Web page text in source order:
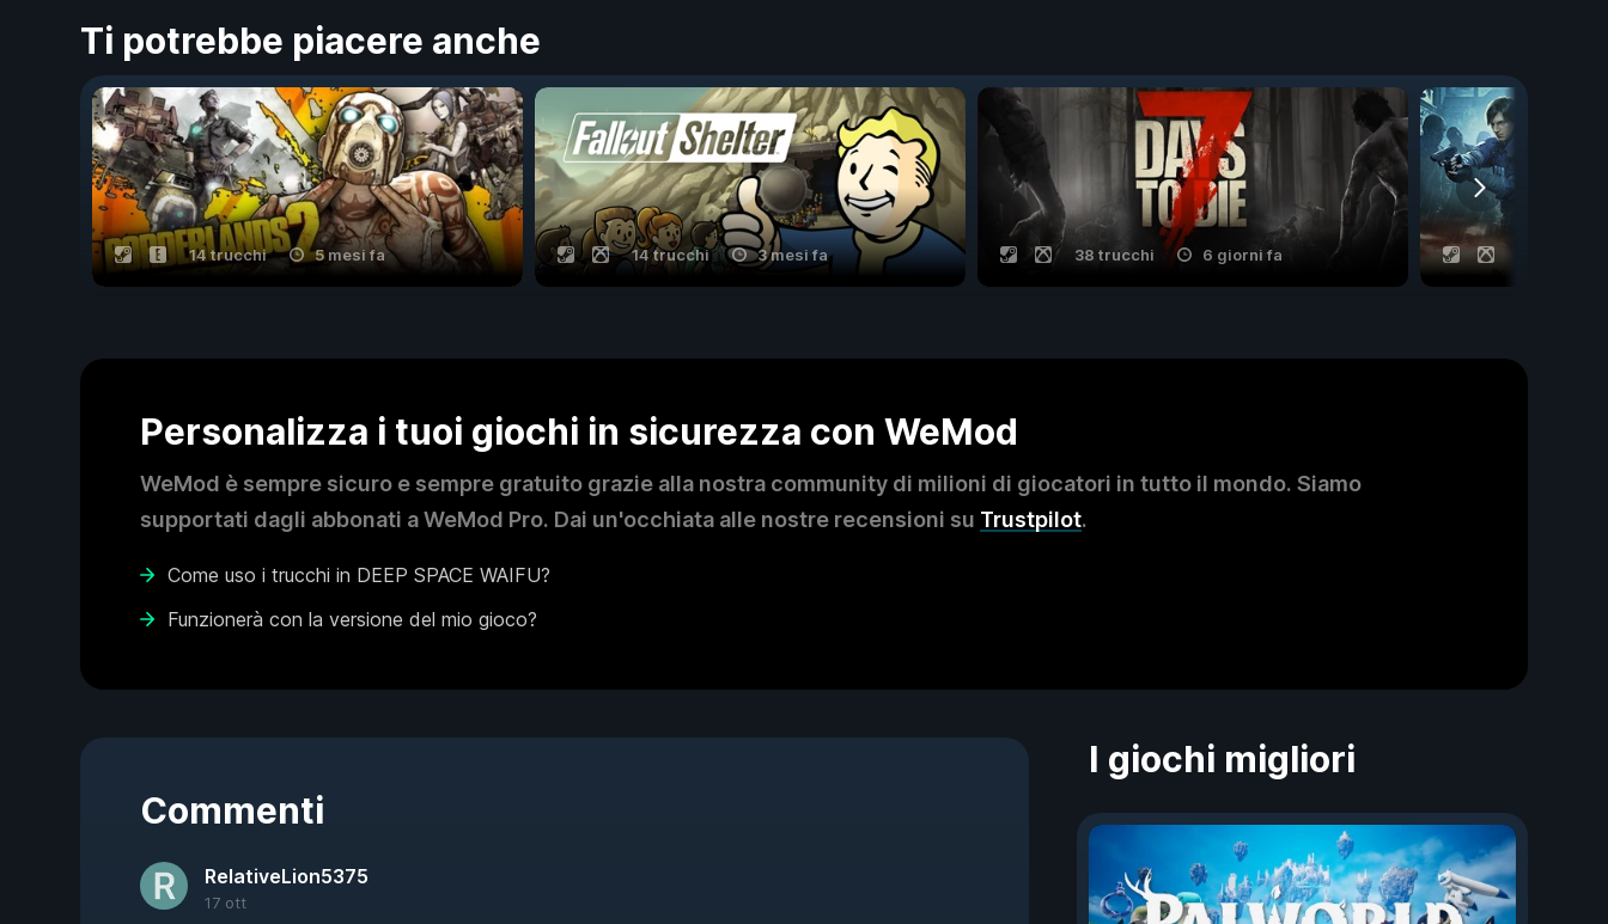
Ti potrebbe piacere anche
14 trucchi 5 mesi fa 14 trucchi 3 mesi fa 38 trucchi 6 giorni fa
Personalizza i tuoi giochi in sicurezza con WeMod
WeMod è sempre sicuro e sempre gratuito grazie alla nostra community di milioni di giocatori in tutto il mondo. Siamo
supportati dagli abbonati a WeMod Pro. Dai un'occhiata alle nostre recensioni su Trustpilot.
Come uso i trucchi in DEEP SPACE WAIFU?
Funzionerà con la versione del mio gioco?
Commenti
RelativeLion5375
17 ott
I giochi migliori